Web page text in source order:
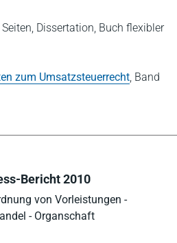
Dissertation, Buch flexibler
zum Umsatzsteuerrecht Band
Bericht 2010
von Vorleistungen -
- Organschaft